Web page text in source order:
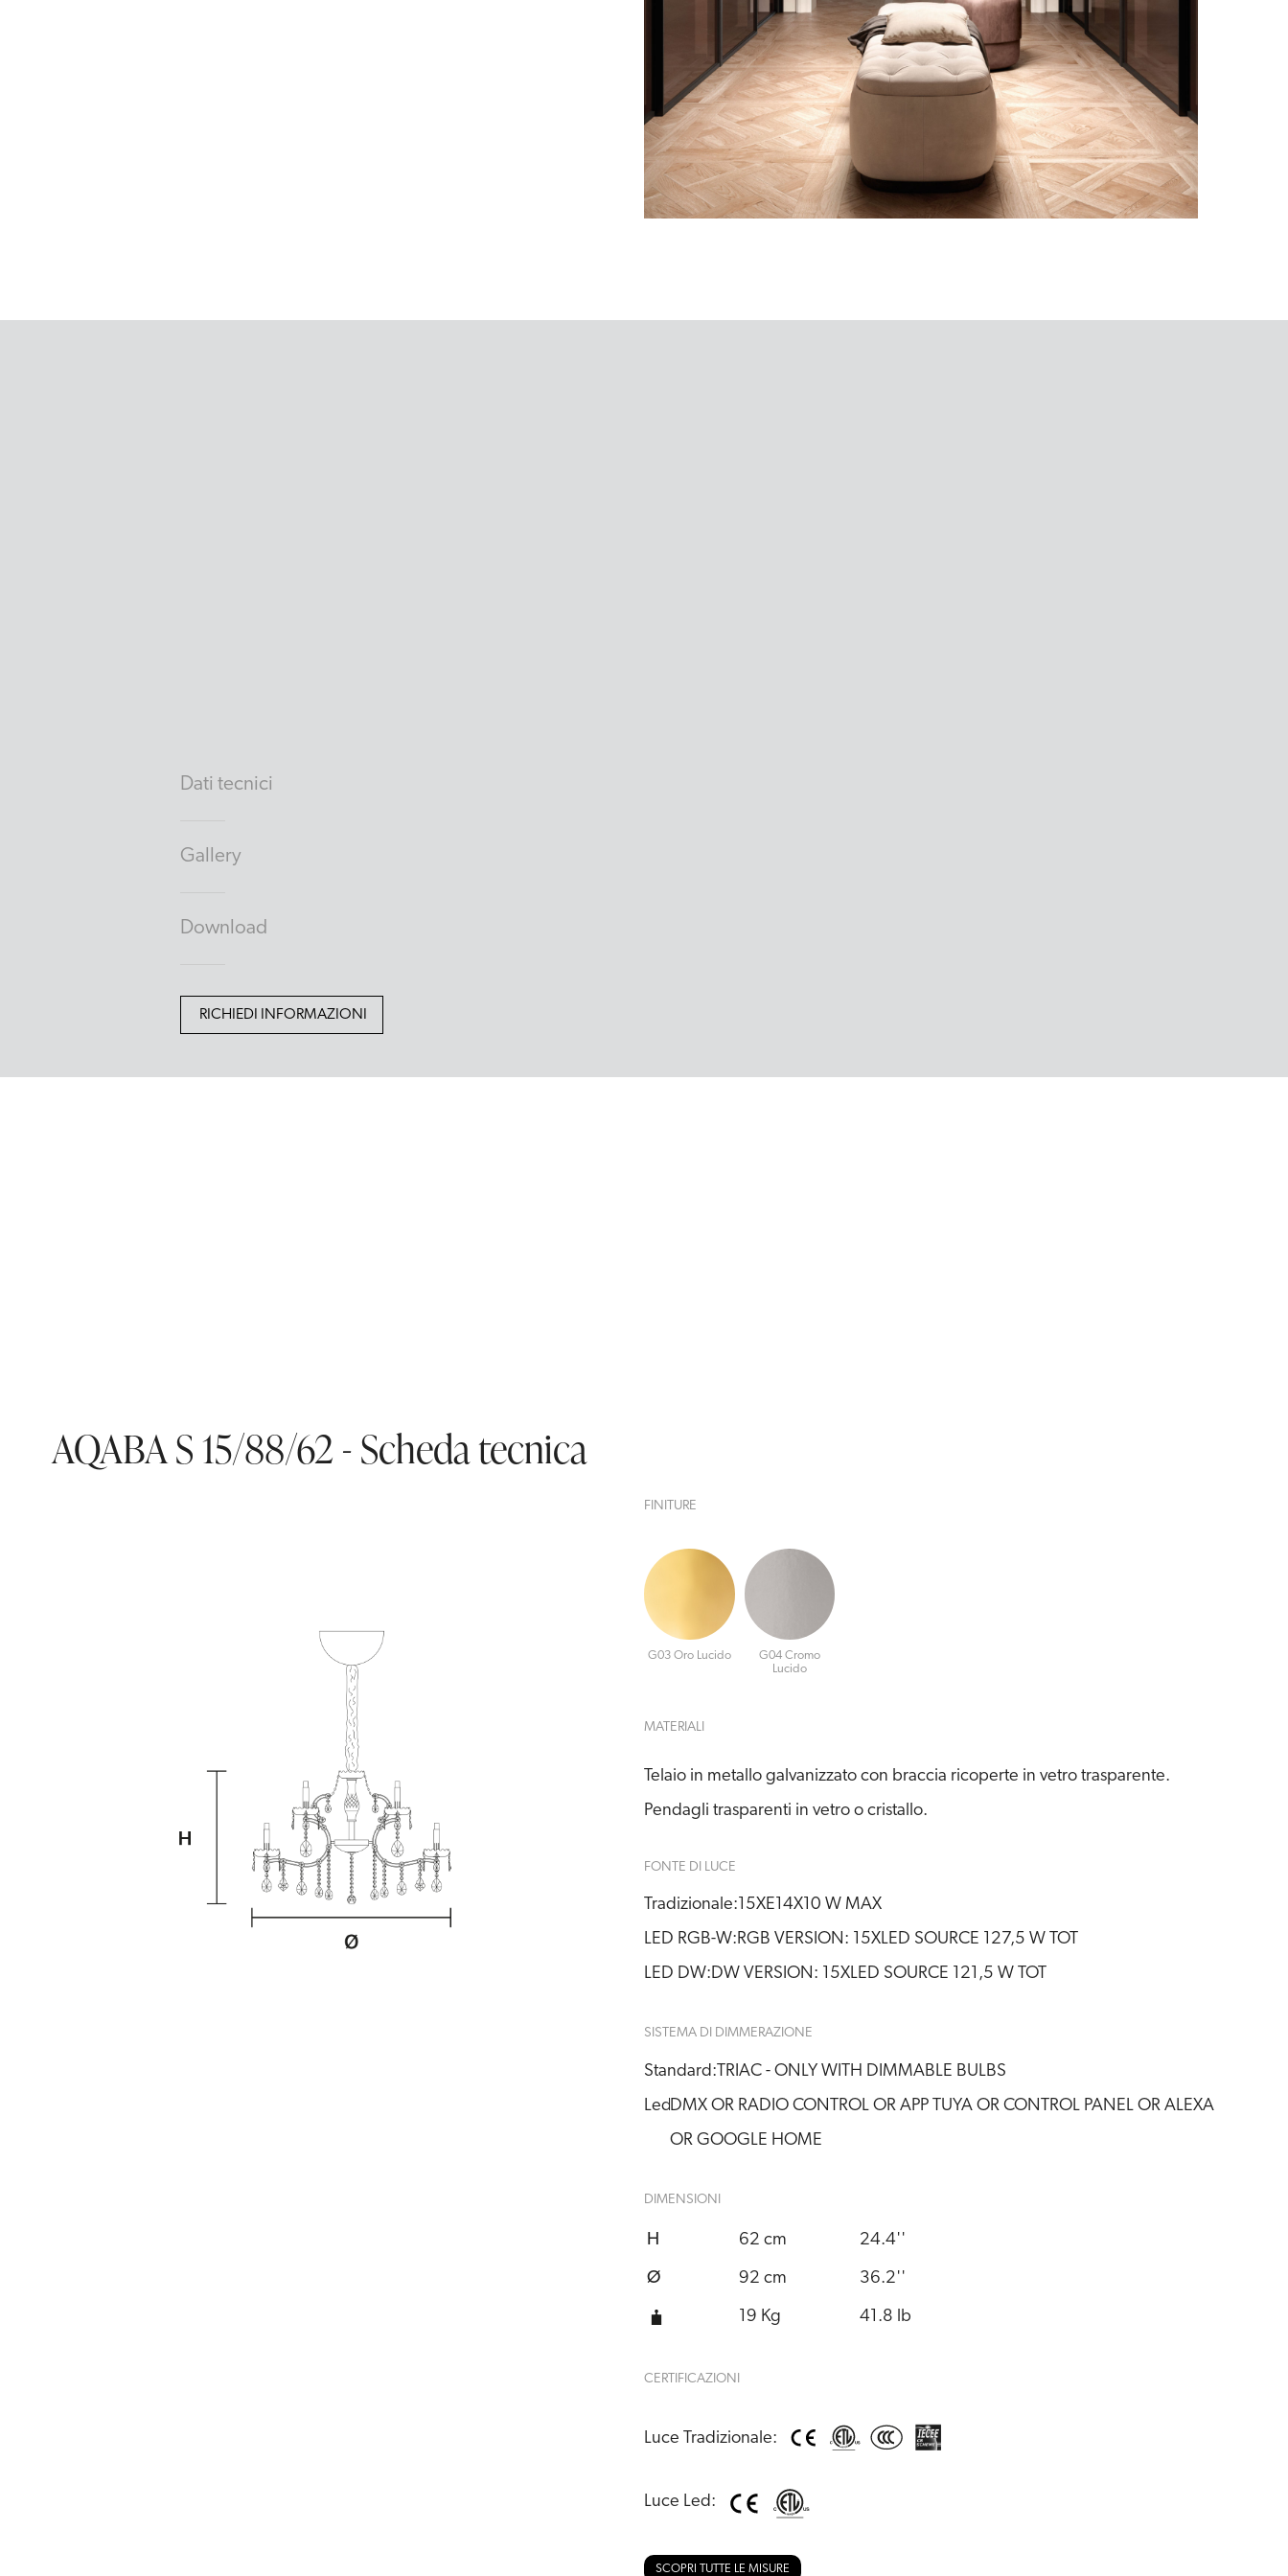
Dati tecnici
Gallery
Download
RICHIEDI INFORMAZIONI
AQABA S 15/88/62 - Scheda tecnica
FINITURE
G03 Oro Lucido
G04 Cromo
Lucido
MATERIALI
Telaio in metallo galvanizzato con braccia ricoperte in vetro trasparente.
Pendagli trasparenti in vetro o cristallo.
FONTE DI LUCE
Tradizionale: 15XE14X10 W MAX
LED RGB-W:RGB VERSION: 15XLED SOURCE 127,5 W TOT
LED DW:DW VERSION: 15XLED SOURCE 121,5 W TOT
SISTEMA DI DIMMERAZIONE
Standard:TRIAC - ONLY WITH DIMMABLE BULBS
Led:DMX OR RADIO CONTROL OR APP TUYA OR CONTROL PANEL OR ALEXA
OR GOOGLE HOME
DIMENSIONI
H 62 cm 24.4''
Ø 92 cm 36.2''
19 Kg 41.8 lb
CERTIFICAZIONI
Luce Tradizionale:
Luce Led:
SCOPRI TUTTE LE MISURE